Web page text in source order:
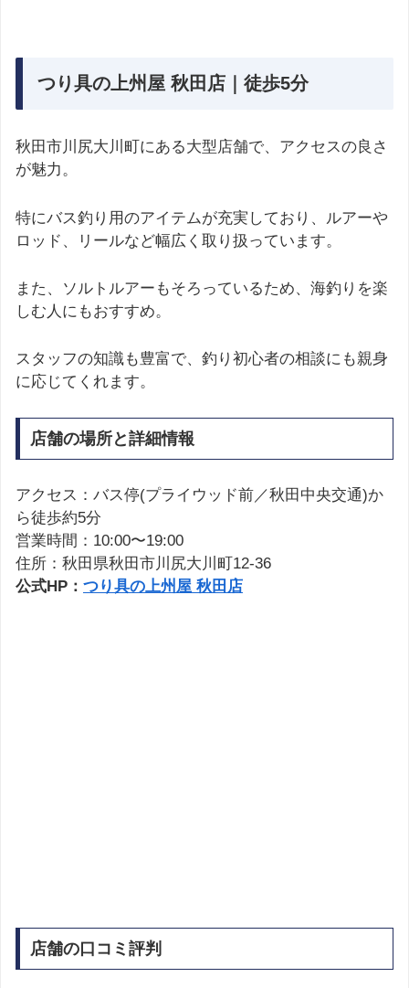
つり具の上州屋 秋田店｜徒歩5分
秋田市川尻大川町にある大型店舗で、アクセスの良さ
が魅力。
特にバス釣り用のアイテムが充実しており、ルアーや
ロッド、リールなど幅広く取り扱っています。
また、ソルトルアーもそろっているため、海釣りを楽
しむ人にもおすすめ。
スタッフの知識も豊富で、釣り初心者の相談にも親身
に応じてくれます。
店舗の場所と詳細情報
アクセス：バス停(プライウッド前／秋田中央交通)か
ら徒歩約5分
営業時間：10:00〜19:00
住所：秋田県秋田市川尻大川町12-36
公式HP： つり具の上州屋 秋田店
店舗の口コミ評判